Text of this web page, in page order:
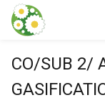
本文に飛ぶ
CO/SUB 2/